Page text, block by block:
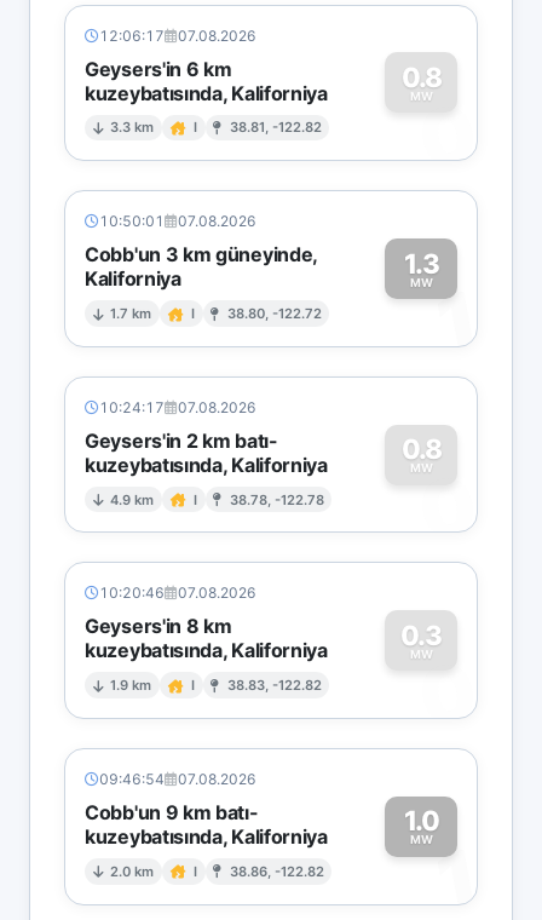
12:06:17 07.08.2026
Geysers'in 6 km
kuzeybatısında, Kaliforniya
3.3 km I 38.81, -122.82
0.8
MW
0
10:50:01 07.08.2026
Cobb'un 3 km güneyinde,
Kaliforniya
1.7 km I 38.80, -122.72
1.3
MW1
10:24:17 07.08.2026
Geysers'in 2 km batı-
kuzeybatısında, Kaliforniya
4.9 km I 38.78, -122.78
0.8
MW
0
10:20:46 07.08.2026
Geysers'in 8 km
kuzeybatısında, Kaliforniya
1.9 km I 38.83, -122.82
0.3
MW
0
09:46:54 07.08.2026
Cobb'un 9 km batı-
kuzeybatısında, Kaliforniya
2.0 km I 38.86, -122.82
1.0
MW1